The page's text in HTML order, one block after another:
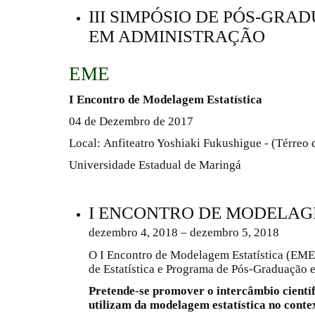
III SIMPÓSIO DE PÓS-
EM ADMINISTRAÇÃO
EME
I Encontro de Modelagem Estatística
04 de Dezembro de 2017
Local: Anfiteatro Yoshiaki Fukushigue - (Térreo
Universidade Estadual de Maringá
I ENCONTRO DE
dezembro 4, 2018 – dezembro 5, 2018
O I Encontro de Modelagem Estatística
de Estatística e Programa de Pós-Graduação
Pretende-se promover o intercâmbio
utilizam da modelagem estatística no